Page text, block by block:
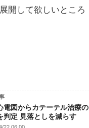
開して欲しいところ
電図からカテーテル治療の
判定 見落としを減らす